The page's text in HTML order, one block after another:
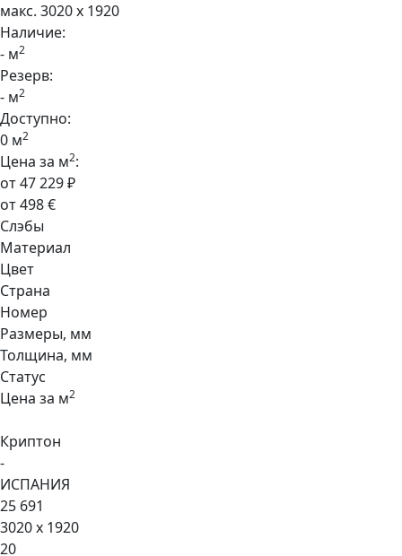
макс. 3020 x 1920
Наличие:
- м2
Резерв:
- м2
Доступно:
0 м2
Цена за м2:
от 47 229 ₽
от 498 €
Слэбы
Материал
Цвет
Страна
Номер
Размеры, мм
Толщина, мм
Статус
Цена за м2
Криптон
-
ИСПАНИЯ
25 691
3020 x 1920
20